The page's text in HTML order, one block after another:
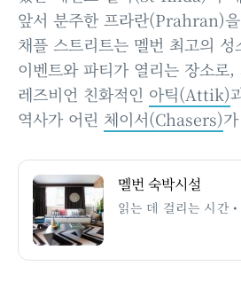
앞서 분주한 프라란(Prahran)
채플 스트리트는 멜번 최고의
이벤트와 파티가 열리는 장소로
레즈비언 친화적인 아틱(Attik)
역사가 어린 체이서(Chasers)
멜번 숙박시설
읽는 데 걸리는 시간 •